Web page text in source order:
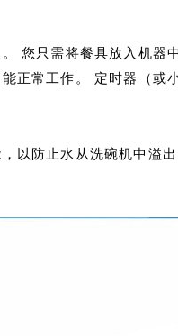
您只需将餐具放入机
正常工作。 定时器（
以防止水从洗碗机中溢